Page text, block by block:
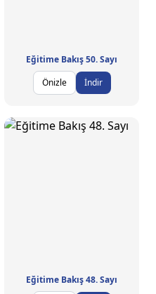
Eğitime Bakış 50. Sayı
Önizle
İndir
Eğitime Bakış 48. Sayı